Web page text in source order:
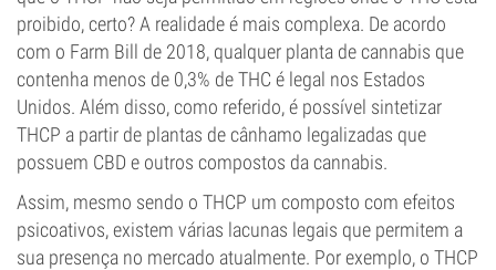
proibido, certo? A realidade é mais complexa. De acordo
com o Farm Bill de 2018, qualquer planta de cannabis que
contenha menos de 0,3% de THC é legal nos Estados
Unidos. Além disso, como referido, é possível sintetizar
THCP a partir de plantas de cânhamo legalizadas que
possuem CBD e outros compostos da cannabis.
Assim, mesmo sendo o THCP um composto com efeitos
psicoativos, existem várias lacunas legais que permitem a
sua presença no mercado atualmente. Por exemplo, o THCP